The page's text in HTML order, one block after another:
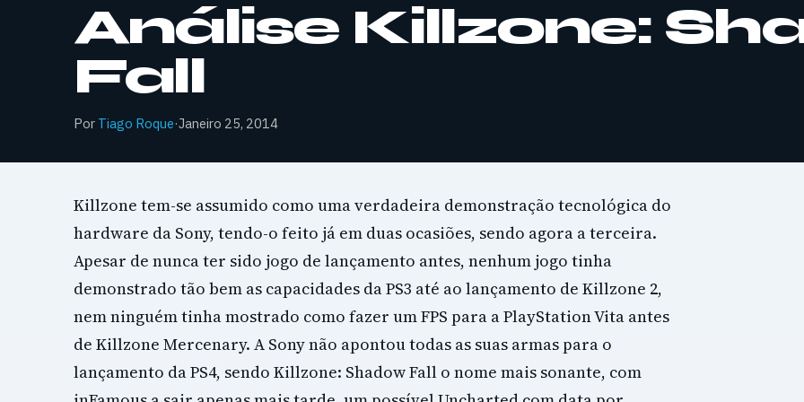
Análise Killzone:
Fall
Por Tiago Roque·Janeiro 25, 2014
Killzone tem-se assumido como uma verdadeira demonstração tecnológica do
hardware da Sony, tendo-o feito já em duas ocasiões, sendo agora a terceira.
Apesar de nunca ter sido jogo de lançamento antes, nenhum jogo tinha
demonstrado tão bem as capacidades da PS3 até ao lançamento de Killzone 2,
nem ninguém tinha mostrado como fazer um FPS para a PlayStation Vita antes
de Killzone Mercenary. A Sony não apontou todas as suas armas para o
lançamento da PS4, sendo Killzone: Shadow Fall o nome mais sonante, com